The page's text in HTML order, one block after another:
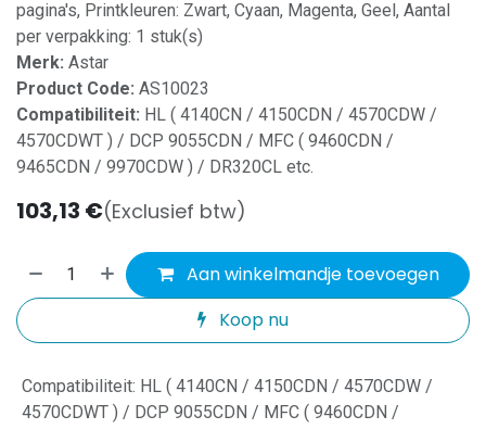
pagina's, Printkleuren: Zwart, Cyaan, Magenta, Geel, Aantal
per verpakking: 1 stuk(s)
Merk: Astar
Product Code: AS10023
Compatibiliteit: HL ( 4140CN / 4150CDN / 4570CDW /
4570CDWT ) / DCP 9055CDN / MFC ( 9460CDN /
9465CDN / 9970CDW ) / DR320CL etc.
103,13 €(Exclusief btw)
Aan winkelmandje toevoegen
Koop nu
Compatibiliteit: HL ( 4140CN / 4150CDN / 4570CDW /
4570CDWT ) / DCP 9055CDN / MFC ( 9460CDN /